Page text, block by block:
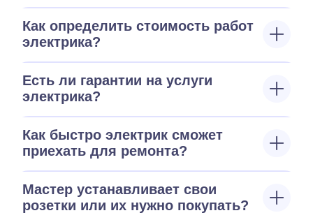
Как определить стоимость работ
электрика?
Есть ли гарантии на услуги
электрика?
Как быстро электрик сможет
приехать для ремонта?
Мастер устанавливает свои
розетки или их нужно покупать?